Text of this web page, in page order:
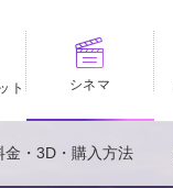
ト
シネマ
金・3D・購入方法